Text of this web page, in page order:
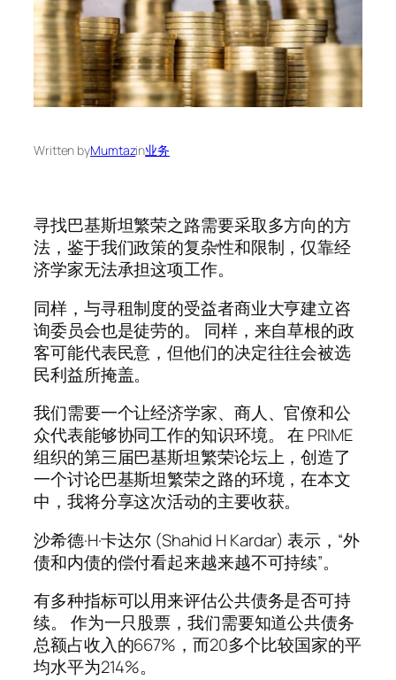
Written byMumtazin业务
寻找巴基斯坦繁荣之路需要采取多方向的方
法，鉴于我们政策的复杂性和限制，仅靠经
济学家无法承担这项工作。
同样，与寻租制度的受益者商业大亨建立咨
询委员会也是徒劳的。 同样，来自草根的政
客可能代表民意，但他们的决定往往会被选
民利益所掩盖。
我们需要一个让经济学家、商人、官僚和公
众代表能够协同工作的知识环境。 在 PRIME
组织的第三届巴基斯坦繁荣论坛上，创造了
一个讨论巴基斯坦繁荣之路的环境，在本文
中，我将分享这次活动的主要收获。
沙希德·H·卡达尔 (Shahid H Kardar) 表示，“外
债和内债的偿付看起来越来越不可持续”。
有多种指标可以用来评估公共债务是否可持
续。 作为一只股票，我们需要知道公共债务
总额占收入的667%，而20多个比较国家的平
均水平为214%。